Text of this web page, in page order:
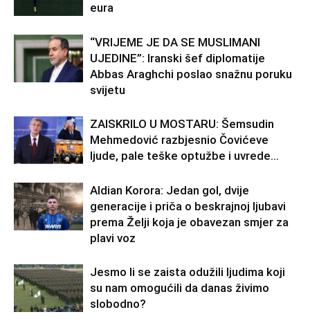
eura
“VRIJEME JE DA SE MUSLIMANI
UJEDINE”: Iranski šef diplomatije
Abbas Araghchi poslao snažnu poruku
svijetu
ZAISKRILO U MOSTARU: Šemsudin
Mehmedović razbjesnio Čovićeve
ljude, pale teške optužbe i uvrede…
Aldian Korora: Jedan gol, dvije
generacije i priča o beskrajnoj ljubavi
prema Želji koja je obavezan smjer za
plavi voz
Jesmo li se zaista odužili ljudima koji
su nam omogućili da danas živimo
slobodno?